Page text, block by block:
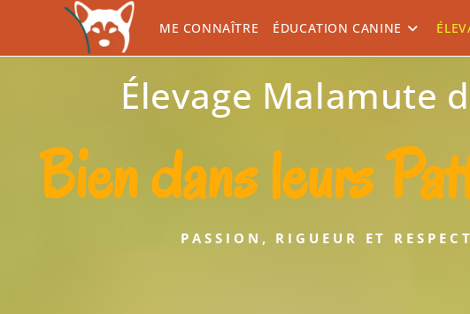
ME CONNAÎTRE ÉDUCATION CANINE
Élevage Malamute
Bien dans leurs
PASSION, RIGUEUR ET